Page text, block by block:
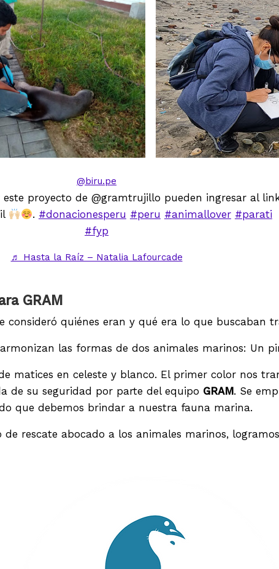
@biru.pe
este proyecto de @gramtrujillo pueden ingresar al
. #donacionesperu #peru #animallover #parati
#fyp
♬ Hasta la Raíz – Natalia Lafourcade
GRAM
consideró quiénes eran y qué era lo que buscaban
las formas de dos animales marinos: Un
matices en celeste y blanco. El primer color nos
de su seguridad por parte del equipo GRAM. Se
que debemos brindar a nuestra fauna marina.
de rescate abocado a los animales marinos,